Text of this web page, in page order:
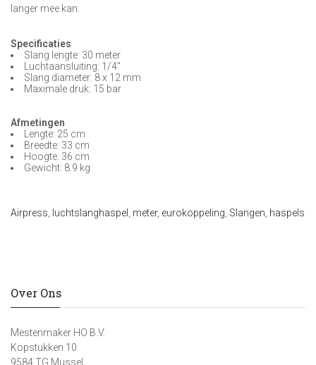
langer mee kan.
Specificaties
Slang lengte: 30 meter
Luchtaansluiting: 1/4"
Slang diameter: 8 x 12 mm
Maximale druk: 15 bar
Afmetingen
Lengte: 25 cm
Breedte: 33 cm
Hoogte: 36 cm
Gewicht: 8.9 kg
Airpress luchtslanghaspel meter, eurokoppeling Slangen haspels
Over Ons
Mestenmaker HO B.V.
Kopstukken 10
9584 TG Mussel